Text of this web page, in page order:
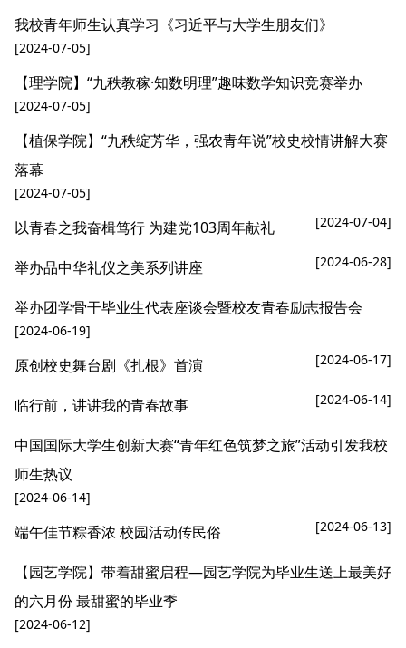
我校青年师生认真学习《习近平与大学生朋友们》
[2024-07-05]
【理学院】“九秩教稼·知数明理”趣味数学知识竞赛举办
[2024-07-05]
【植保学院】“九秩绽芳华，强农青年说”校史校情讲解大赛
落幕
[2024-07-05]
以青春之我奋楫笃行 为建党103周年献礼 [2024-07-04]
举办品中华礼仪之美系列讲座 [2024-06-28]
举办团学骨干毕业生代表座谈会暨校友青春励志报告会
[2024-06-19]
原创校史舞台剧《扎根》首演 [2024-06-17]
临行前，讲讲我的青春故事 [2024-06-14]
中国国际大学生创新大赛“青年红色筑梦之旅”活动引发我校
师生热议
[2024-06-14]
端午佳节粽香浓 校园活动传民俗 [2024-06-13]
【园艺学院】带着甜蜜启程—园艺学院为毕业生送上最美好
的六月份 最甜蜜的毕业季
[2024-06-12]